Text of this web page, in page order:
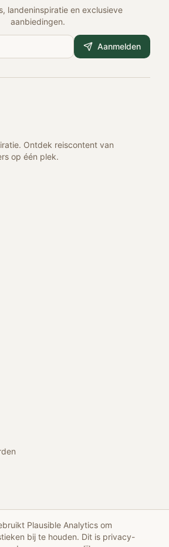
landeninspiratie en exclusieve
aanbiedingen.
Aanmelden
Ontdek reiscontent van
op één plek.
Plausible Analytics om
bij te houden. Dit is privacy-